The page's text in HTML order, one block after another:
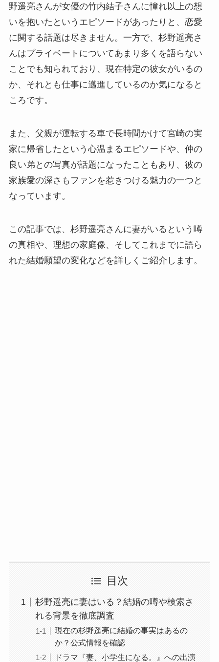
野遥亮さんが女優の竹内結子さんに憧れ以上の想
いを抱いたというエピソードがあったりと、恋愛
に関する話題は尽きません。一方で、杉野遥亮さ
んはプライベートについてあまり多くを語らない
ことでも知られており、現在特定の彼女がいるの
か、それとも仕事に邁進しているのか気になると
ころです。
また、父親が運転する車で長時間かけて宮崎の実
家に帰省したという心温まるエピソードや、仲の
良い弟との写真が話題になったこともあり、彼の
家族愛の深さもファンを惹きつける魅力の一つと
なっています。
この記事では、杉野遥亮さんに妻がいるという噂
の真相や、理想の家庭像、そしてこれまでに語ら
れた結婚願望の変化などを詳しくご紹介します。
目次
杉野遥亮に妻はいる？結婚の噂や検索さ
れる背景を徹底調査
現在の杉野遥亮に結婚の事実はあるの
か？公式情報を確認
ドラマ『妻、小学生になる。』への出演